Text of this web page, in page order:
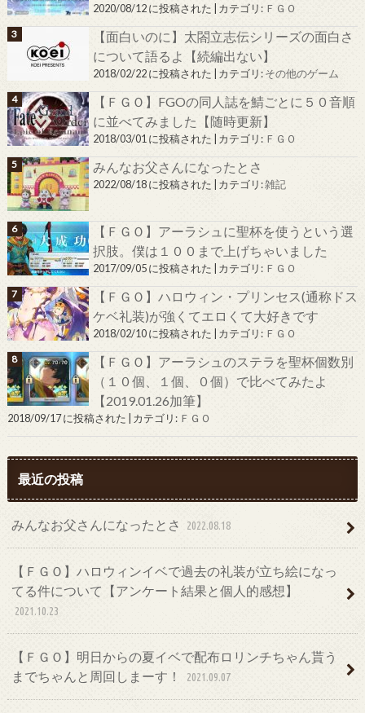
2020/08/12 に投稿された | カテゴリ: ＦＧＯ
【面白いのに】太閤立志伝シリーズの面白さ
について語るよ【続編出ない】
2018/02/22 に投稿された | カテゴリ:その他のゲーム
【ＦＧＯ】FGOの同人誌を鯖ごとに５０音順
に並べてみました【随時更新】
2018/03/01 に投稿された | カテゴリ: ＦＧＯ
みんなお父さんになったとさ
2022/08/18 に投稿された | カテゴリ:雑記
【ＦＧＯ】アーラシュに聖杯を使うという選
択肢。僕は１００まで上げちゃいました
2017/09/05 に投稿された | カテゴリ: ＦＧＯ
【ＦＧＯ】ハロウィン・プリンセス(通称ドス
ケベ礼装)が強くてエロくて大好きです
2018/02/10 に投稿された | カテゴリ: ＦＧＯ
【ＦＧＯ】アーラシュのステラを聖杯個数別
（１０個、１個、０個）で比べてみたよ
【2019.01.26加筆】
2018/09/17 に投稿された | カテゴリ: ＦＧＯ
最近の投稿
みんなお父さんになったとさ 2022.08.18
【ＦＧＯ】ハロウィンイベで過去の礼装が立ち絵になっ
てる件について【アンケート結果と個人的感想】
2021.10.23
【ＦＧＯ】明日からの夏イベで配布ロリンチちゃん貰う
までちゃんと周回しまーす！
2021.09.07